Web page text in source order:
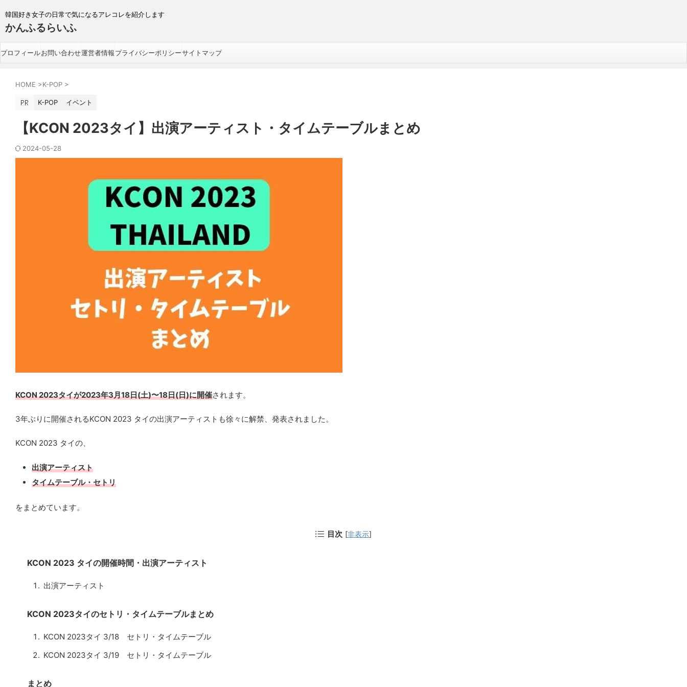
韓国好き女子の日常で気になるアレコレを紹介します
かんふるらいふ
プロフィールお問い合わせ運営者情報プライバシーポリシーサイトマップ
HOME >K-POP >
K-POP イベント
【KCON 2023タイ】出演アーティスト・タイムテーブルまとめ
2024-05-28
KCON 2023タイが2023年3月18日(土)〜18日(日)に開催されます。
3年ぶりに開催されるKCON 2023 タイの出演アーティストも徐々に解禁、発表されました。
KCON 2023 タイの、
出演アーティスト
タイムテーブル・セトリ
をまとめています。
目次 [非表示]
KCON 2023 タイの開催時間・出演アーティスト
出演アーティスト
KCON 2023タイのセトリ・タイムテーブルまとめ
KCON 2023タイ 3/18 セトリ・タイムテーブル
KCON 2023タイ 3/19 セトリ・タイムテーブル
まとめ